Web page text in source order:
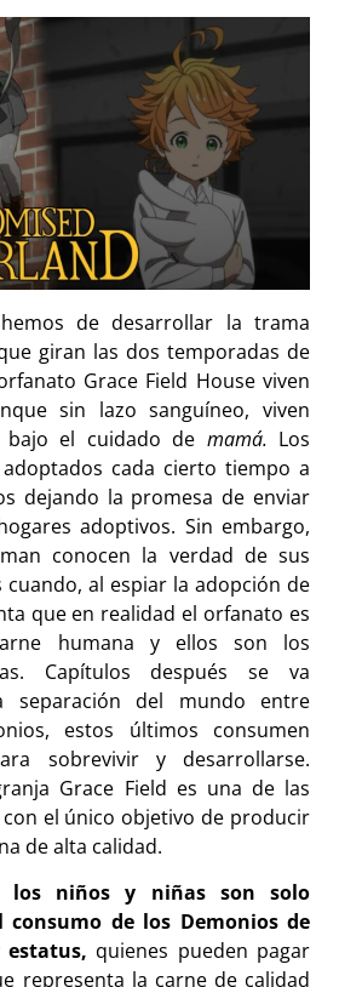
de desarrollar la trama
giran las dos temporadas de
Grace Field House viven
sin lazo sanguíneo, viven
el cuidado de mamá. Los
cada cierto tiempo a
dejando la promesa de enviar
adoptivos. Sin embargo,
conocen la verdad de sus
cuando, al espiar la adopción de
que en realidad el orfanato es
humana y ellos son los
Capítulos después se va
separación del mundo entre
estos últimos consumen
sobrevivir y desarrollarse.
Grace Field es una de las
el único objetivo de producir
de alta calidad.
los niños y niñas son solo
consumo de los Demonios de
quienes pueden pagar
representa la carne de calidad